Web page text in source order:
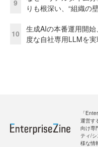
9
りも根深い、“組織の
10
生成AIの本番運用開
度な自社専用LLMを
「
運営す
向け専
ティ/
様な情